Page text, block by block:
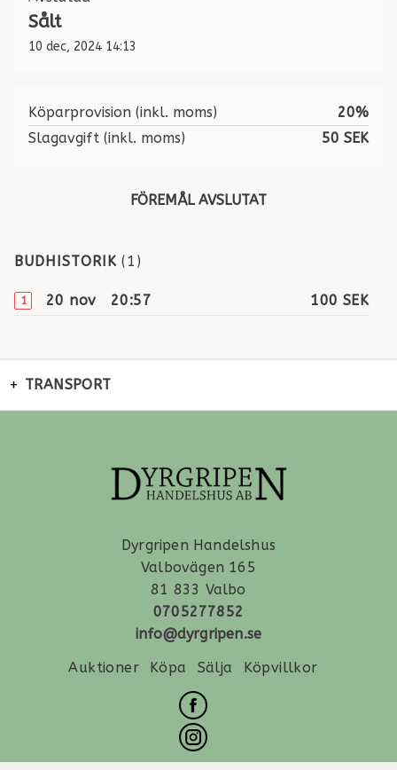
Sålt
10 dec, 2024 14:13
Köparprovision (inkl. moms)
20%
Slagavgift (inkl. moms)
50 SEK
FÖREMÅL AVSLUTAT
BUDHISTORIK (1 )
1 20 nov 20:57 100 SEK
TRANSPORT
Dyrgripen Handelshus
Valbovägen 165
81 833 Valbo
0705277852
info@dyrgripen.se
Auktioner Köpa Sälja Köpvillkor